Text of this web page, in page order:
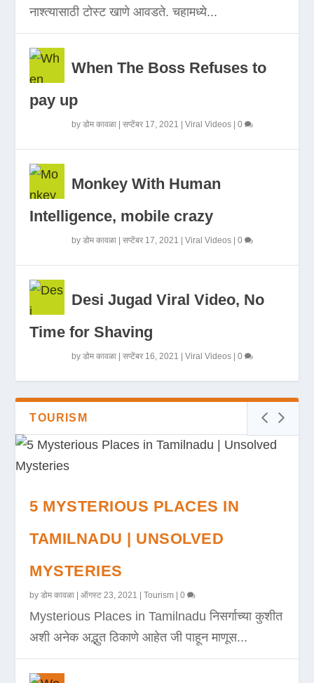
नाश्त्यासाठी टोस्ट खाणे आवडते. चहामध्ये...
When The Boss Refuses to
pay up
byडोम कावळा |सप्टेंबर 17, 2021 |Viral Videos |0
Monkey With Human
Intelligence, mobile crazy
byडोम कावळा |सप्टेंबर 17, 2021 |Viral Videos |0
Desi Jugad Viral Video, No
Time for Shaving
byडोम कावळा |सप्टेंबर 16, 2021 |Viral Videos |0
TOURISM
5 MYSTERIOUS PLACES IN
TAMILNADU | UNSOLVED
MYSTERIES
byडोम कावळा |ऑगस्ट 23, 2021 |Tourism |0
Mysterious Places in Tamilnadu निसर्गाच्या कुशीत
अशी अनेक अद्भुत ठिकाणे आहेत जी पाहून माणूस...